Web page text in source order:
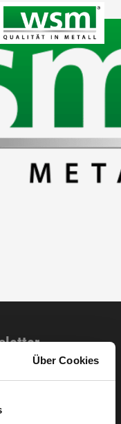
Über Cookies